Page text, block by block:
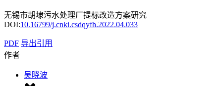
无锡市胡埭污水处理厂提标改造方案研究
DOI:10.16799/j.cnki.csdqyfh.2022.04.033
PDF 导出引用
作者
吴晓波